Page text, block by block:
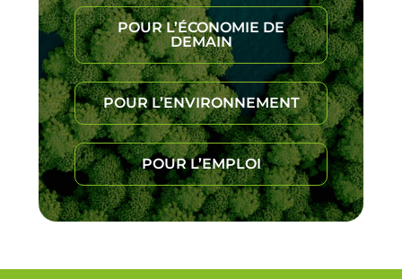
POUR L’ÉCONOMIE DE
DEMAIN
POUR L’ENVIRONNEMENT
POUR L’EMPLOI